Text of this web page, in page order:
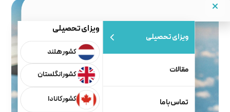
ویزای تحصیلی
مقالات
تماس با ما
ویزای تحصیلی
کشور هلند
کشور انگلستان
کشور کانادا